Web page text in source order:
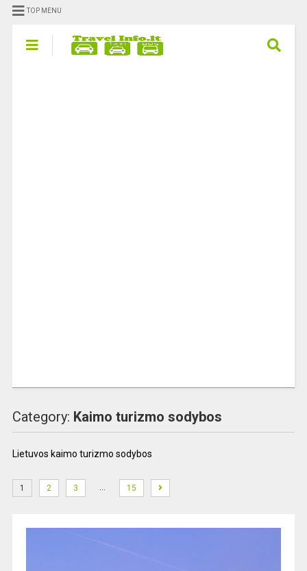
TOP MENU
Category: Kaimo turizmo sodybos
Lietuvos kaimo turizmo sodybos
1 2 3 … 15